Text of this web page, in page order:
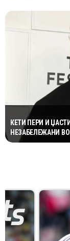
КЕТИ ПЕРИ И
НЕЗАБЕЛЕЖАНИ
„НИКОЈ НЕ БИ ГИ